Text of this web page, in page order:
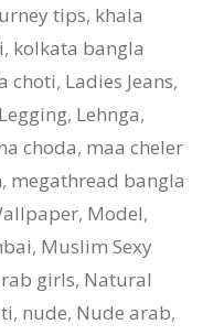
tips, khala
, kolkata bangla
choti, Ladies Jeans,
Legging, Lehnga,
choda, maa cheler
, megathread bangla
, Model,
, Muslim Sexy
girls, Natural
, nude, Nude arab,